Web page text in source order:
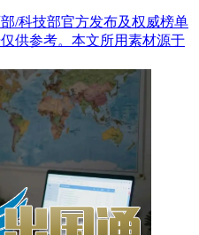
/科技部官方发布及权威榜单
供参考。本文所用素材源于